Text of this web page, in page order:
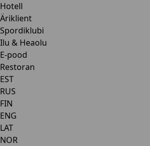
Hotell
Äriklient
Spordiklubi
Ilu & Heaolu
E-pood
Restoran
EST
RUS
FIN
ENG
LAT
NOR